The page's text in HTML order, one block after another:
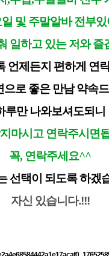
및 주말알바 전부있
일하고 있는 저와 즐
언제든지 편하게 연
으로 좋은 만남 약속
루만 나와보셔도되니
마시고 연락주시면
꼭, 연락주세요^^
선택이 되도록 하겠
자신 있습니다.!!!